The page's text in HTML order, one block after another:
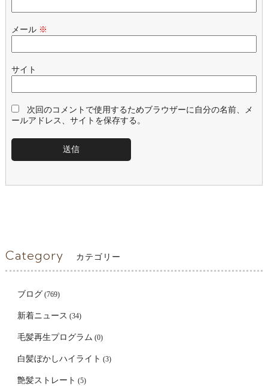
メール ※
サイト
次回のコメントで使用するためブラウザーに自分の名前、メ
ールアドレス、サイトを保存する。
Category カテゴリー
ブログ (769)
新着ニュース (34)
毛髪再生プログラム (0)
白髪ぼかしハイライト (3)
艶髪ストレート (5)